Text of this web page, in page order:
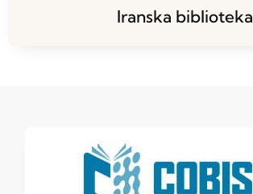
Iranska biblioteka